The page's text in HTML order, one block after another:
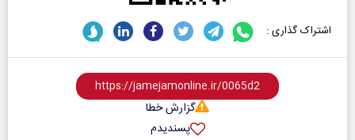
اشتراک گذاری :
گزارش خطا
پسندیدم